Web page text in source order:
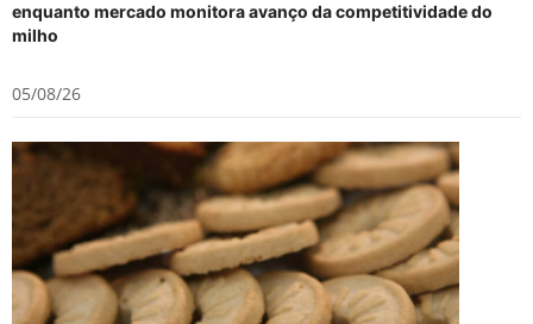
enquanto mercado monitora avanço da competitividade do
milho
05/08/26